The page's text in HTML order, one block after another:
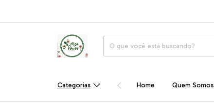
Categorias Home Quem Somos